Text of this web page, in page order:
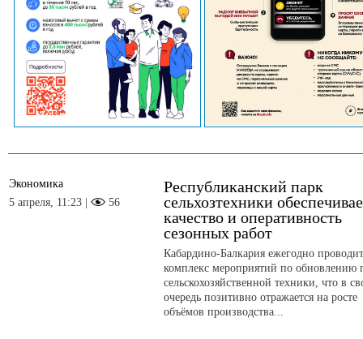
Экономика
5 апреля, 11:23 |
56
Республиканский парк
сельхозтехники
качество и оперативность
сезонных работ
Кабардино-Балкария ежегодно проводит
комплекс мероприятий по обновлению
сельскохозяйственной техники, что в
очередь позитивно отражается на росте
объёмов производства...